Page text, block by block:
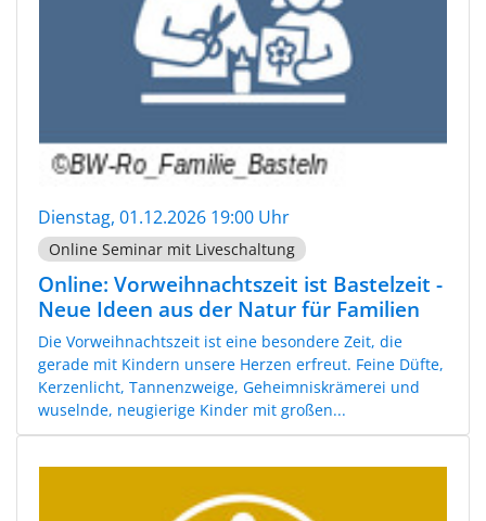
Dienstag, 01.12.2026 19:00 Uhr
Online Seminar mit Liveschaltung
Online: Vorweihnachtszeit ist Bastelzeit -
Neue Ideen aus der Natur für Familien
Die Vorweihnachtszeit ist eine besondere Zeit, die
gerade mit Kindern unsere Herzen erfreut. Feine Düfte,
Kerzenlicht, Tannenzweige, Geheimniskrämerei und
wuselnde, neugierige Kinder mit großen...